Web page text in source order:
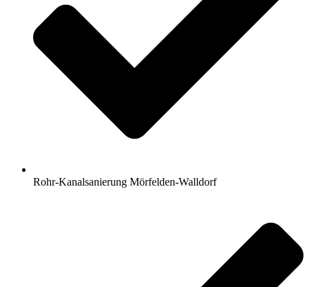
Rohr-Kanalsanierung Mörfelden-Walldorf